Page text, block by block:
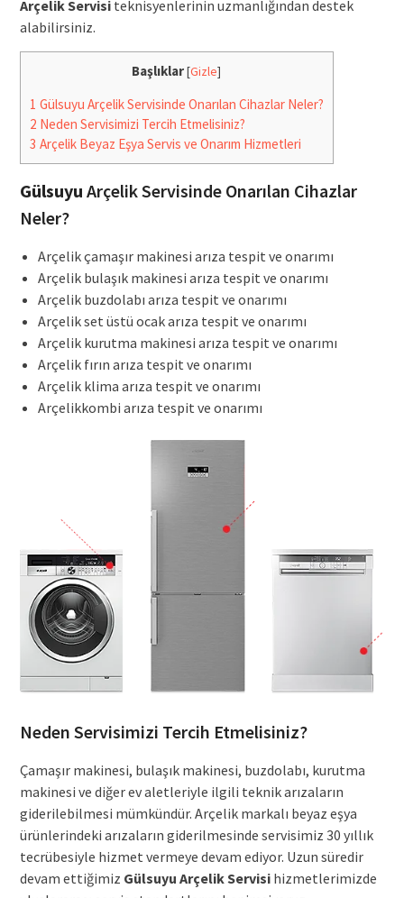
Arçelik Servisiteknisyenlerinin uzmanlığından destek
alabilirsiniz.
Başlıklar[Gizle]
1 Gülsuyu Arçelik Servisinde Onarılan Cihazlar Neler?
2 Neden Servisimizi Tercih Etmelisiniz?
3 Arçelik Beyaz Eşya Servis ve Onarım Hizmetleri
Gülsuyu Arçelik Servisinde Onarılan Cihazlar
Neler?
Arçelik çamaşır makinesi arıza tespit ve onarımı
Arçelik bulaşık makinesi arıza tespit ve onarımı
Arçelik buzdolabı arıza tespit ve onarımı
Arçelik set üstü ocak arıza tespit ve onarımı
Arçelik kurutma makinesi arıza tespit ve onarımı
Arçelik fırın arıza tespit ve onarımı
Arçelik klima arıza tespit ve onarımı
Arçelikkombi arıza tespit ve onarımı
Neden Servisimizi Tercih Etmelisiniz?
Çamaşır makinesi, bulaşık makinesi, buzdolabı, kurutma
makinesi ve diğer ev aletleriyle ilgili teknik arızaların
giderilebilmesi mümkündür. Arçelik markalı beyaz eşya
ürünlerindeki arızaların giderilmesinde servisimiz 30 yıllık
tecrübesiyle hizmet vermeye devam ediyor. Uzun süredir
devam ettiğimiz Gülsuyu Arçelik Servisihizmetlerimizde